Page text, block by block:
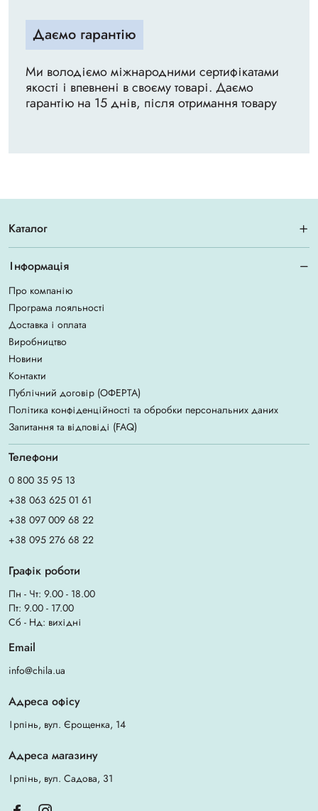
Даємо гарантію
Ми володіємо міжнародними сертифікатами
якості і впевнені в своєму товарі. Даємо
гарантію на 15 днів, після отримання товару
Каталог
Інформація
Про компанію
Програма лояльності
Доставка і оплата
Виробництво
Новини
Контакти
Публічний договір (ОФЕРТА)
Політика конфіденційності та обробки персональних даних
Запитання та відповіді (FAQ)
Телефони
0 800 35 95 13
+38 063 625 01 61
+38 097 009 68 22
+38 095 276 68 22
Графік роботи
Пн - Чт: 9.00 - 18.00
Пт: 9.00 - 17.00
Сб - Нд: вихідні
Email
info@chila.ua
Адреса офісу
Ірпінь, вул. Єрощенка, 14
Адреса магазину
Ірпінь, вул. Садова, 31